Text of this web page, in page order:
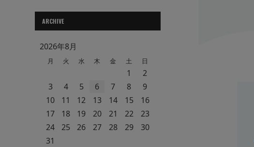
ARCHIVE
2026年8月
月 火 水 木 金 土 日
1
2
3
4 5 6 7 8
9
10
11 12 13 14 15
16
17
18 19 20 21 22
23
24
25 26 27 28 29
30
31